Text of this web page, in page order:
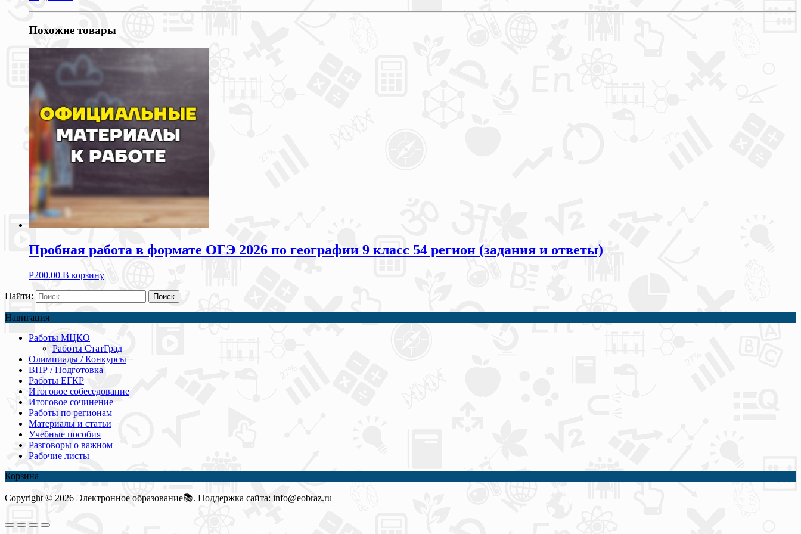
Похожие товары
Пробная работа в формате ОГЭ 2026 по географии 9 класс 54 регион (задания и ответы)
Р200.00 В корзину
Найти:
Навигация
Работы МЦКО
Работы СтатГрад
Олимпиады / Конкурсы
ВПР / Подготовка
Работы ЕГКР
Итоговое собеседование
Итоговое сочинение
Работы по регионам
Материалы и статьи
Учебные пособия
Разговоры о важном
Рабочие листы
Корзина
Copyright © 2026 Электронное образование📚. Поддержка сайта: info@eobraz.ru